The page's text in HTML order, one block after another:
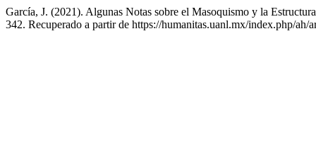
García, J. (2021). Algunas Notas sobre el Masoquismo y la
342. Recuperado a partir de https://humanitas.uanl.mx/index.php/ah/